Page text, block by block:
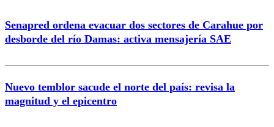
Correo
Senapred ordena evacuar dos sectores de Carahue por
desborde del río Damas: activa mensajería SAE
Nuevo temblor sacude el norte del país: revisa la
magnitud y el epicentro